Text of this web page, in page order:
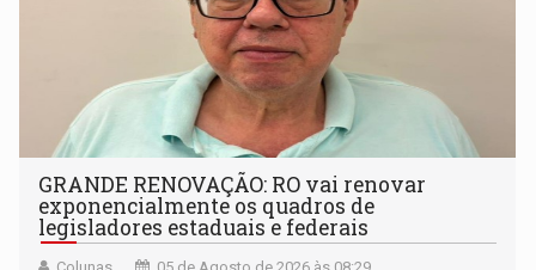
GRANDE RENOVAÇÃO: RO vai renovar
exponencialmente os quadros de
legisladores estaduais e federais